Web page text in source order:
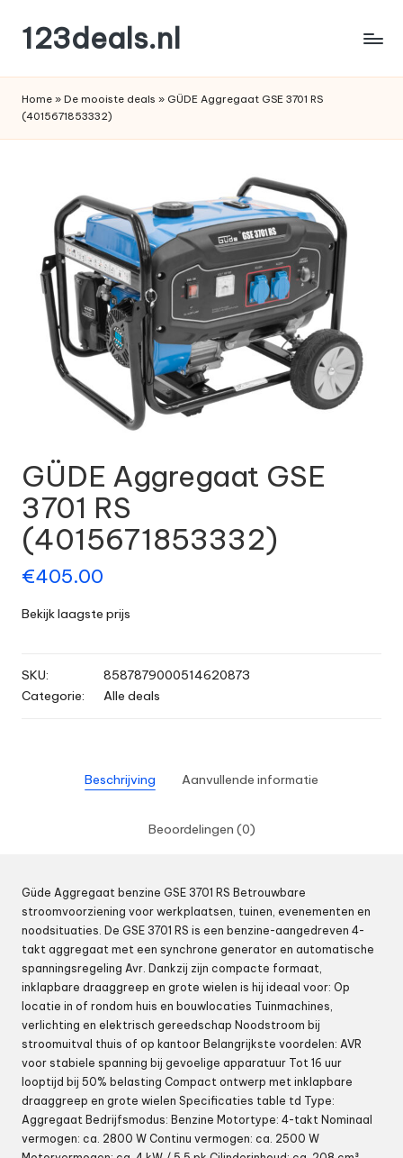
de
inhoud
123deals.nl
deals
Home » De mooiste deals » GÜDE Aggregaat GSE 3701 RS
(4015671853332)
GÜDE Aggregaat GSE
3701 RS
(4015671853332)
€405.00
Bekijk laagste prijs
SKU:
8587879000514620873
Categorie:
Alle deals
Beschrijving Aanvullende informatie
Beoordelingen (0)
Güde Aggregaat benzine GSE 3701 RS Betrouwbare
stroomvoorziening voor werkplaatsen, tuinen, evenementen en
noodsituaties. De GSE 3701 RS is een benzine-aangedreven 4-
takt aggregaat met een synchrone generator en automatische
spanningsregeling Avr. Dankzij zijn compacte formaat,
inklapbare draaggreep en grote wielen is hij ideaal voor: Op
locatie in of rondom huis en bouwlocaties Tuinmachines,
verlichting en elektrisch gereedschap Noodstroom bij
stroomuitval thuis of op kantoor Belangrijkste voordelen: AVR
voor stabiele spanning bij gevoelige apparatuur Tot 16 uur
looptijd bij 50% belasting Compact ontwerp met inklapbare
draaggreep en grote wielen Specificaties table td Type:
Aggregaat Bedrijfsmodus: Benzine Motortype: 4-takt Nominaal
vermogen: ca. 2800 W Continu vermogen: ca. 2500 W